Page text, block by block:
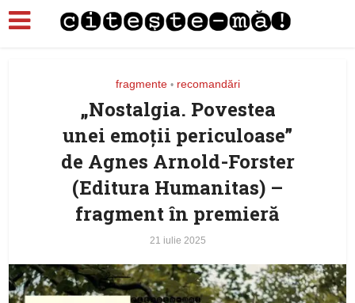
fragmente • recomandări
„Nostalgia. Povestea
unei emoții periculoase”
de Agnes Arnold-Forster
(Editura Humanitas) –
fragment în premieră
21 iulie 2025